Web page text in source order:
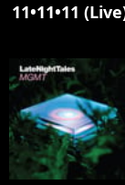
11•11•11